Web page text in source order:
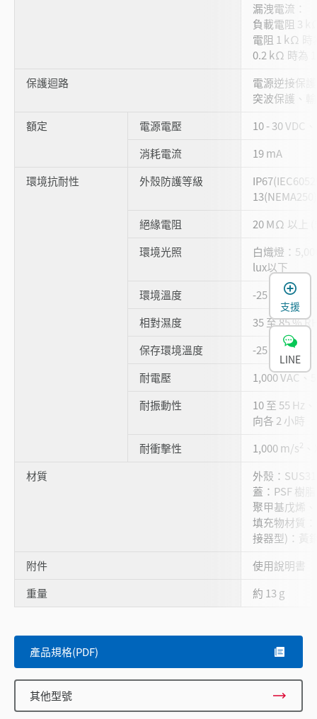
漏洩電流：
負載電阻 3
電阻 1 kΩ 時
0.2 kΩ 時為
保護迴路
電源逆接保
突波保護、
額定
電源電壓
10 - 30 VDC
消耗電流
19 mA
環境抗耐性
外殼防護等級
13(NEMA250)
絕緣電阻
20 MΩ 以上
環境光照
白熾燈：
lux以下
環境溫度
-25 至 +55
相對濕度
35 至 85 %
保存環境溫度
-25 至 +75 °C
耐電壓
1,000 VAC
耐振動性
10 至 55 Hz
向各 2 小時
耐衝擊性
1,000 m/s
材質
外殼：
蓋：PSF 樹
聚甲基戊烯、
填充物材質
接器型)：黃
附件
使用說明書
重量
約 13 g
產品規格(PDF)
其他型號
支援
LINE